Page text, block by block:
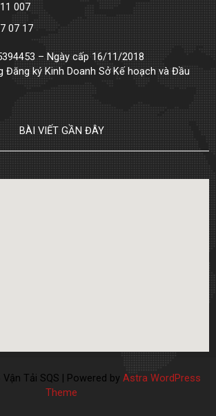
007
07 17
– Ngày cấp 16/11/2018
Đăng ký Kinh Doanh Sở Kế hoạch và Đầu
BÀI VIẾT GẦN ĐÂY
Tải SQS | Powered by Astra WordPress
Theme